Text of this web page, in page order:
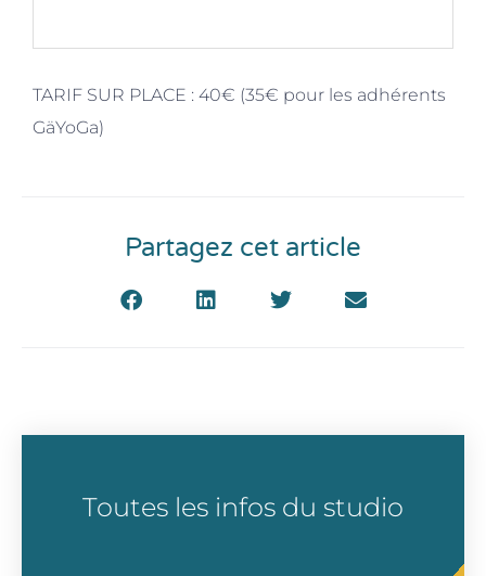
TARIF SUR PLACE : 40€ (35€ pour les adhérents
GäYoGa)
Partagez cet article
Toutes les infos du studio